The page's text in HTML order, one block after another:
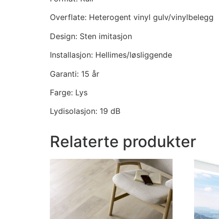
Overflate: Heterogent vinyl gulv/vinylbelegg
Design: Sten imitasjon
Installasjon: Hellimes/løsliggende
Garanti: 15 år
Farge: Lys
Lydisolasjon: 19 dB
Relaterte produkter